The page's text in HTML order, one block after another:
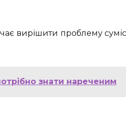
вирішити проблему
знати нареченим